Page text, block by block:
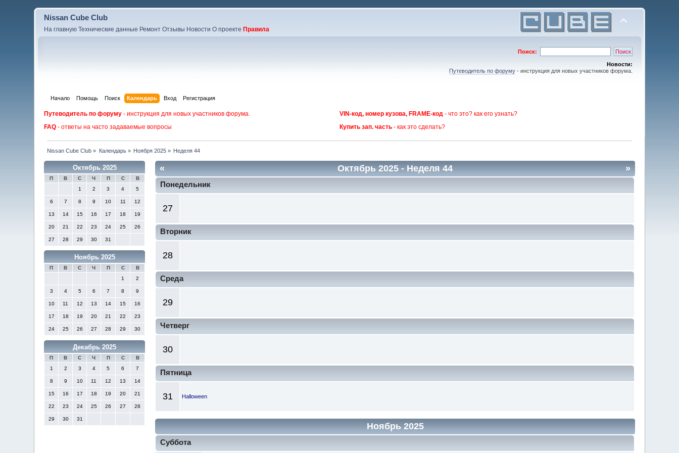
Nissan Cube Club
На главную Технические данные Ремонт Отзывы Новости О проекте Правила
Поиск:
Новости:
Путеводитель по форуму- инструкция для новых участников форума.
Начало Помощь Поиск Календарь Вход Регистрация
Путеводитель по форуму - инструкция для новых участников форума. VIN-код, номер кузова, FRAME-код - что это? как его узнать?
FAQ - ответы на часто задаваемые вопросы Купить зап. часть - как это сделать?
Nissan Cube Club » Календарь» Ноября 2025 » Неделя 44
Октябрь 2025
П В С Ч П С
В
1
2 3 4 5
6 7 8 9 10 11 12
13 14 15 16 17 18 19
20 21 22 23 24 25 26
27 28 29 30 31
Ноябрь 2025
П В С Ч П С
В
1
2
3 4 5 6 7 8 9
10 11 12 13 14 15 16
17 18 19 20 21 22 23
24 25 26 27 28 29 30
Декабрь 2025
П В С Ч П С
В
1
2 3 4 5 6 7
8 9 10 11 12 13 14
15 16 17 18 19 20 21
22 23 24 25 26 27 28
29 30 31
« »
Октябрь 2025- Неделя 44
Понедельник
27
Вторник
28
Среда
29
Четверг
30
Пятница
31 Halloween
Ноябрь 2025
Суббота